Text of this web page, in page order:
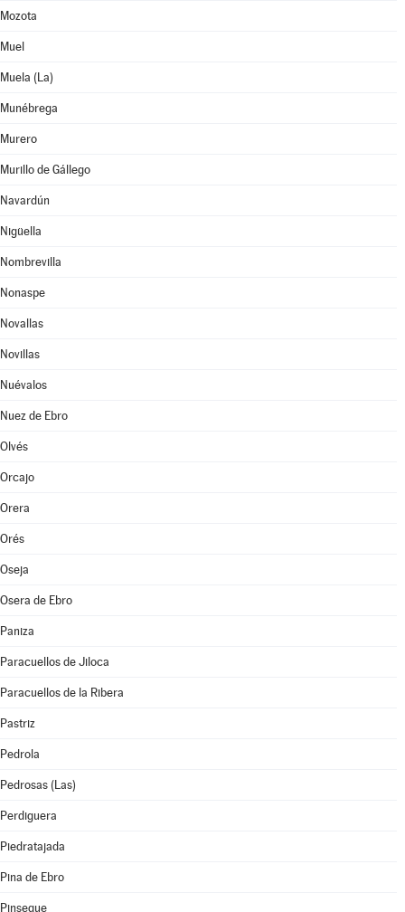
Mozota
Muel
Muela (La)
Munébrega
Murero
Murillo de Gállego
Navardún
Nigüella
Nombrevilla
Nonaspe
Novallas
Novillas
Nuévalos
Nuez de Ebro
Olvés
Orcajo
Orera
Orés
Oseja
Osera de Ebro
Paniza
Paracuellos de Jiloca
Paracuellos de la Ribera
Pastriz
Pedrola
Pedrosas (Las)
Perdiguera
Piedratajada
Pina de Ebro
Pinseque